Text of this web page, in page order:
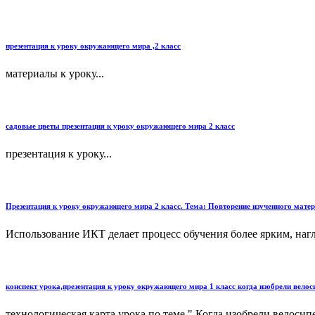
презентация к уроку окружающего мира ,2 класс
материалы к уроку...
садовые цветы презентация к уроку окружающего мира 2 класс
презентация к уроку...
Презентация к уроку окружающего мира 2 класс. Тема: Повторение изученного
Использование ИКТ делает процесс обучения более ярким,
конспект урока,презентация к уроку окружающего мира 1 класс когда изобрели